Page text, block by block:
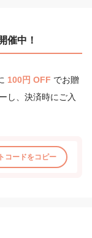
催中！
100円 OFF でお贈
し、決済時にご入
コードをコピー